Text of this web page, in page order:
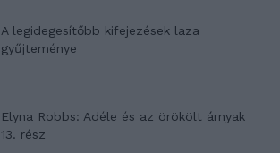
A legidegesítőbb kifejezések laza
gyűjteménye
Elyna Robbs: Adéle és az örökölt árnyak
13. rész